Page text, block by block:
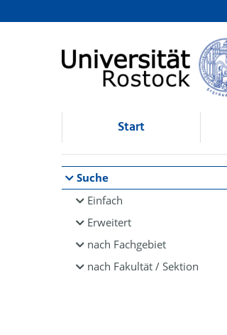
Browsen
direkt zum Inhalt
Start
Suche
Einfach
Erweitert
nach Fachgebiet
nach Fakultät / Sektion